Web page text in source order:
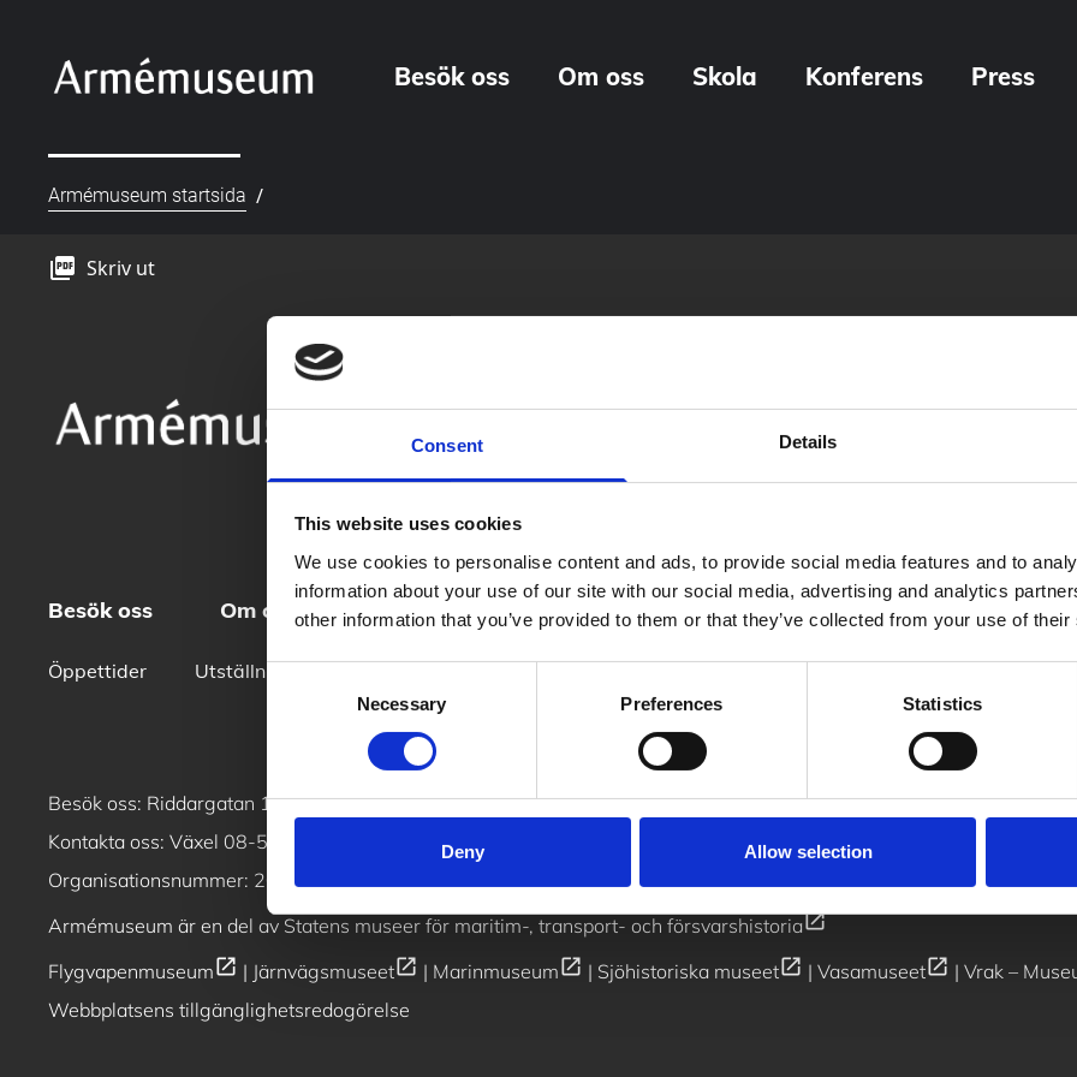
Consent Details
This website uses cookies
We use cookies to personalise content and ads, to provide social media features and to
information about your use of our site with our social media, advertising and analytics
other information that you’ve provided to them or that they’ve collected from your use of
Necessary Preferences Statistics
Deny Allow selection
Besök oss Om oss Skola Konferens Press
Armémuseum startsida /
picture_as_pdf Skriv ut
Besök oss Om oss Skola Konferens Press
Öppettider Utställningar Digitala produktioner Vanliga frågor Jobba hos oss Kontakt
Besök oss: Riddargatan 13, 11451, Stockholmopen_in_new/Se våra öppettider
Kontakta oss: Växel 08-519 563 00 / Butik & reception
info@armemuseum.se
Organisationsnummer: 202100–1132
Armémuseum är en del av Statens museer för maritim-, transport- och försvarshistoriaopen_in_new
Flygvapenmuseumopen_in_new | Järnvägsmuseetopen_in_new | Marinmuseumopen_in_new | Sjöhistoriska museetopen_in_new | Vasamuseetopen_in_new | Vrak –
Webbplatsens tillgänglighetsredogörelse